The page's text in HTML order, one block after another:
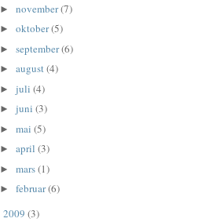
► november(7)
► oktober(5)
► september(6)
► august(4)
► juli (4)
► juni (3)
► mai (5)
► april (3)
► mars(1)
► februar(6)
2009 (3)